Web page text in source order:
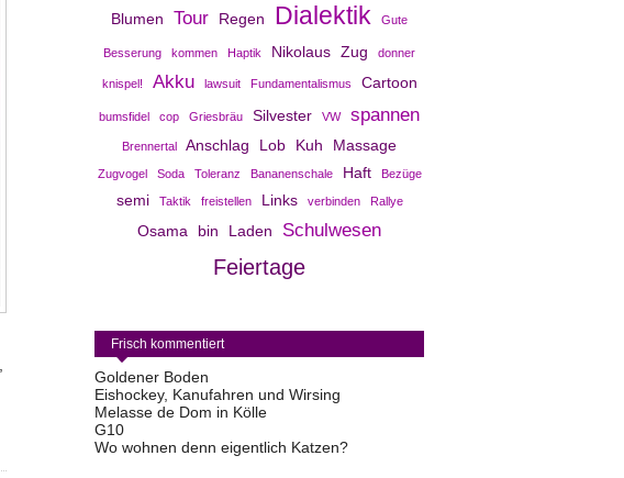
Blumen Tour Regen Dialektik Gute
Besserung kommen Haptik Nikolaus Zug donner
knispel! Akku lawsuit Fundamentalismus Cartoon
bumsfidel cop Griesbräu Silvester VW spannen
Brennertal Anschlag Lob Kuh Massage
Zugvogel Soda Toleranz Bananenschale Haft Bezüge
semi Taktik freistellen Links verbinden Rallye
Osama bin Laden Schulwesen
Feiertage
Frisch kommentiert
Goldener Boden
Eishockey, Kanufahren und Wirsing
Melasse de Dom in Kölle
G10
Wo wohnen denn eigentlich Katzen?